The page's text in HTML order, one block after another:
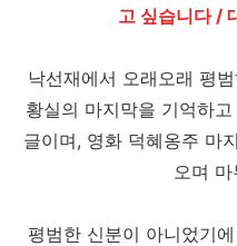
고 싶습니다 /
낙선재에서 오래오래 평
황실의 마지막을 기억하
글이며, 영화 덕혜옹주 마
오며
평범한 신분이 아니었기